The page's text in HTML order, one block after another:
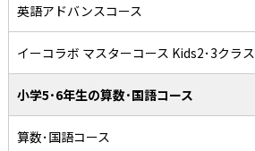
英語アドバンスコース
イーコラボ マスターコース Kids2･3クラス
小学5･6年生の算数･国語コース
算数･国語コース